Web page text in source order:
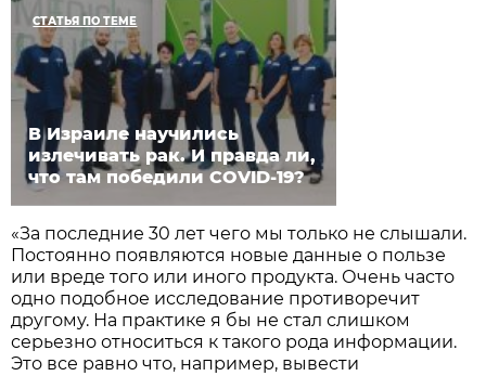
СТАТЬЯ ПО ТЕМЕ
В Израиле научились
излечивать рак. И правда ли,
что там победили COVID-19?
«За последние 30 лет чего мы только не слышали.
Постоянно появляются новые данные о пользе
или вреде того или иного продукта. Очень часто
одно подобное исследование противоречит
другому. На практике я бы не стал слишком
серьезно относиться к такого рода информации.
Это все равно что, например, вывести